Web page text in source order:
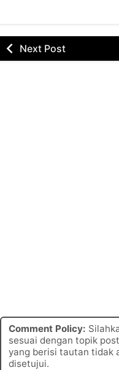
Next Post
Comment Policy:
sesuai dengan topik
yang berisi tautan tidak
disetujui.